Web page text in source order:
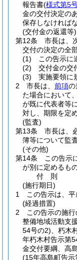
報告書(様式第5
金の交付決定の
保存しなければ
(交付金の返還等)
第12条
市長は、
交付の決定の全
(1)
この告示に
(2)
交付金の交
(3)
実施要領に
2
市長は、 前項の
た場合において
が既に代表者等
対し、期限を定
(監査)
第13条
市長は、
簿等について監
(その他)
第14条
この告示
が別に定めるも
付 則
(施行期日)
1
この告示は、
(経過措置)
2
この告示の施
整備地域活動支
54号の2) 、朽木
年朽木村告示第
金交付要綱、高
(15年高島町告示